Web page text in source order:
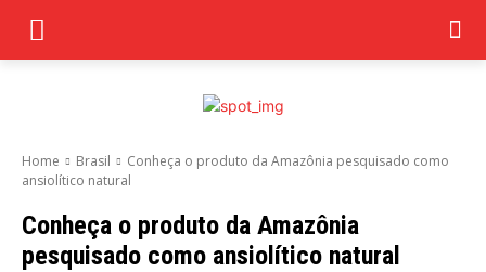
Home Brasil
Conheça o produto da Amazônia pesquisado como
ansiolítico natural
Conheça o produto da Amazônia
pesquisado como ansiolítico natural